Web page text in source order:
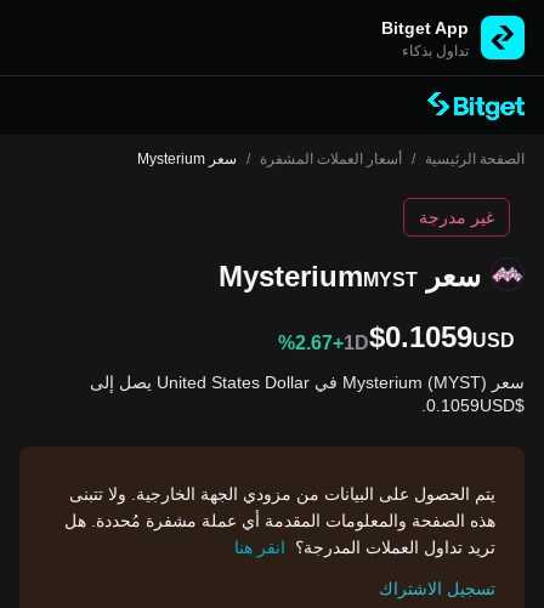
Bitget App
تداول بذكاء
الصفحة الرئيسية / أسعار العملات المشفرة / سعر Mysterium
سعر Mysterium MYST
غير مدرجة
$0.1059USD
%2.67+1D
سعر Mysterium (MYST) في United States Dollar يصل إلى
$0.1059USD.
يتم الحصول على البيانات من مزودي الجهة الخارجية. ولا تتبنى
هذه الصفحة والمعلومات المقدمة أي عملة مشفرة مُحددة. هل
تريد تداول العملات المدرجة؟
انقر هنا
تسجيل الاشتراك